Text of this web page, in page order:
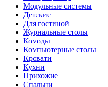
Модульные системы
Детские
Для гостиной
Журнальные столы
Комоды
Компьютерные столы
Кровати
Кухни
Прихожие
Спальни